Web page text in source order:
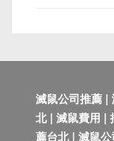
滅鼠公司推薦 |
北 | 滅鼠費用 |
薦台北 | 滅鼠